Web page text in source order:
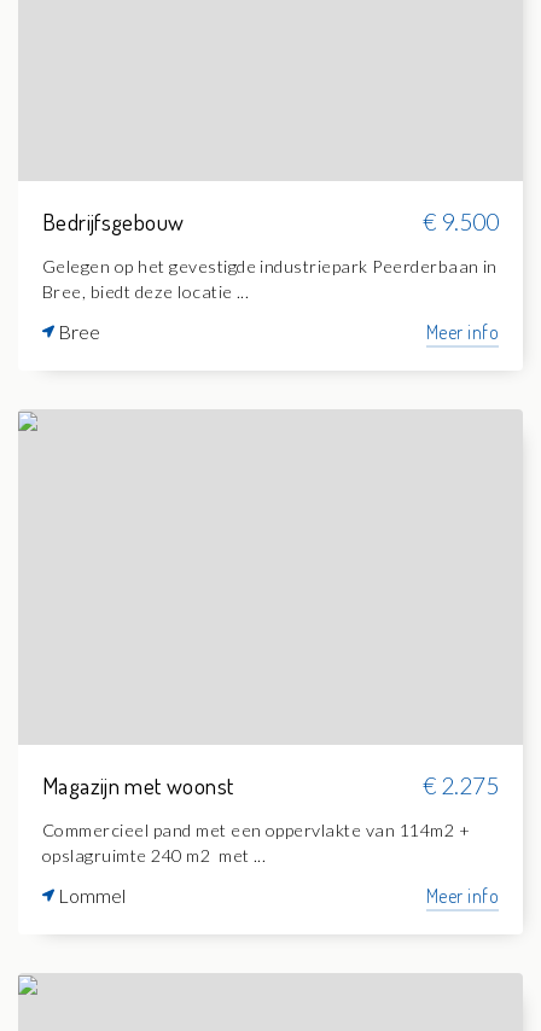
Bedrijfsgebouw € 9.500
Gelegen op het gevestigde industriepark Peerderbaan in
Bree, biedt deze locatie ...
Bree Meer info
Magazijn met woonst € 2.275
Commercieel pand met een oppervlakte van 114m2 +
opslagruimte 240 m2 met ...
Lommel Meer info